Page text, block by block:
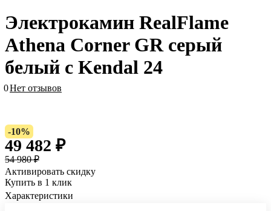
Электрокамин RealFlame
Athena Corner GR серый
белый с Kendal 24
0Нет отзывов
-10%
49 482 ₽
54 980 ₽
Активировать скидку
Купить в 1 клик
Характеристики